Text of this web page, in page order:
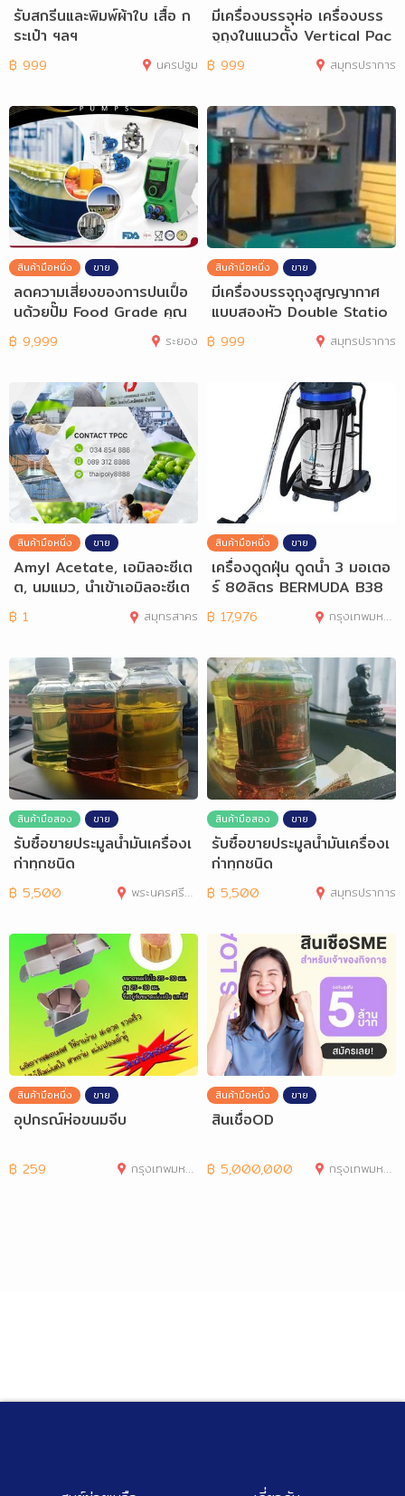
รับสกรีนและพิมพ์ผ้าใบ เสื้อ ก
ระเป๋า ฯลฯ
฿ 999 นครปฐม
มีเครื่องบรรจุห่อ เครื่องบรร
จุถุงในแนวตั้ง Vertical Pac
king
฿ 999 สมุทรปราการ
สินค้ามือหนึ่ง ขาย
ลดความเสี่ยงของการปนเปื้อ
นด้วยปั๊ม Food Grade คุณ
ภาพสูงจาก S
฿ 9,999 ระยอง
สินค้ามือหนึ่ง ขาย
มีเครื่องบรรจุถุงสูญญากาศ
แบบสองหัว Double Statio
n Vacuum Pa
฿ 999 สมุทรปราการ
สินค้ามือหนึ่ง ขาย
Amyl Acetate, เอมิลอะซีเต
ต, นมแมว, นำเข้าเอมิลอะซีเต
ต, จำหน่
฿ 1 สมุทรสาคร
สินค้ามือหนึ่ง ขาย
เครื่องดูดฝุ่น ดูดน้ำ 3 มอเตอ
ร์ 80ลิตร BERMUDA B38
0
฿ 17,976 กรุงเทพมหานคร
สินค้ามือสอง ขาย
รับซื้อขายประมูลน้ำมันเครื่องเ
ก่าทุกชนิด
฿ 5,500 พระนครศรีอยุธยา
สินค้ามือสอง ขาย
รับซื้อขายประมูลน้ำมันเครื่องเ
ก่าทุกชนิด
฿ 5,500 สมุทรปราการ
สินค้ามือหนึ่ง ขาย
อุปกรณ์ห่อขนมจีบ
฿ 259 กรุงเทพมหานคร
สินค้ามือหนึ่ง ขาย
สินเชื่อOD
฿ 5,000,000 กรุงเทพมหานคร